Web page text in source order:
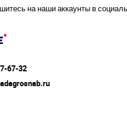
на наши аккаунты в
67-32